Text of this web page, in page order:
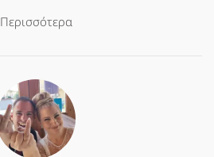
Περισσότερα